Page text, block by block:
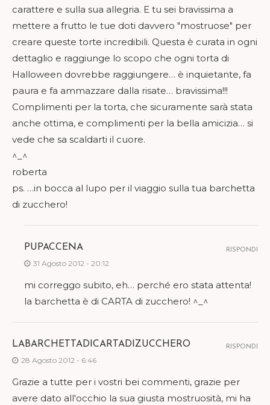
carattere e sulla sua allegria. E tu sei bravissima a
mettere a frutto le tue doti davvero "mostruose" per
creare queste torte incredibili. Questa è curata in ogni
dettaglio e raggiunge lo scopo che ogni torta di
Halloween dovrebbe raggiungere… è inquietante, fa
paura e fa ammazzare dalla risate… bravissima!!!
Complimenti per la torta, che sicuramente sarà stata
anche ottima, e complimenti per la bella amicizia… si
vede che sa scaldarti il cuore.
^_^
roberta
ps. …in bocca al lupo per il viaggio sulla tua barchetta
di zucchero!
PUPACCENA
31 Agosto 2012 - 20:12
mi correggo subito, eh… perché ero stata attenta!
la barchetta è di CARTA di zucchero! ^_^
RISPONDI
LABARCHETTADICARTADIZUCCHERO
28 Agosto 2012 - 6:46
Grazie a tutte per i vostri bei commenti, grazie per
avere dato all'occhio la sua giusta mostruosità, mi ha
RISPONDI